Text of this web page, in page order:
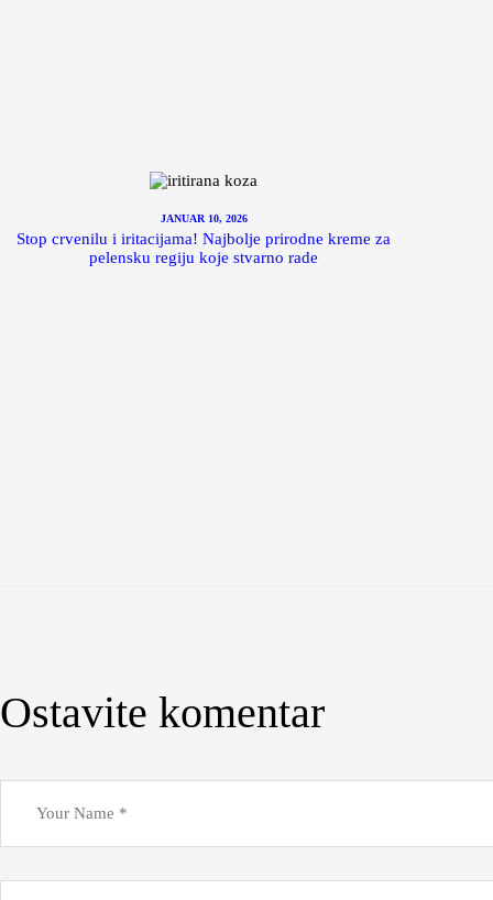
JANUAR 10, 2026
Stop crvenilu i iritacijama! Najbolje prirodne kreme za
pelensku regiju koje stvarno rade
Ostavite komentar